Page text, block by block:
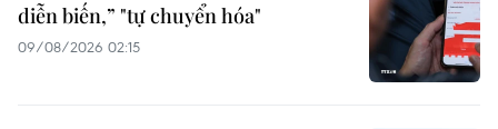
diễn biến,” "tự chuyển hóa"
09/08/2026 02:15